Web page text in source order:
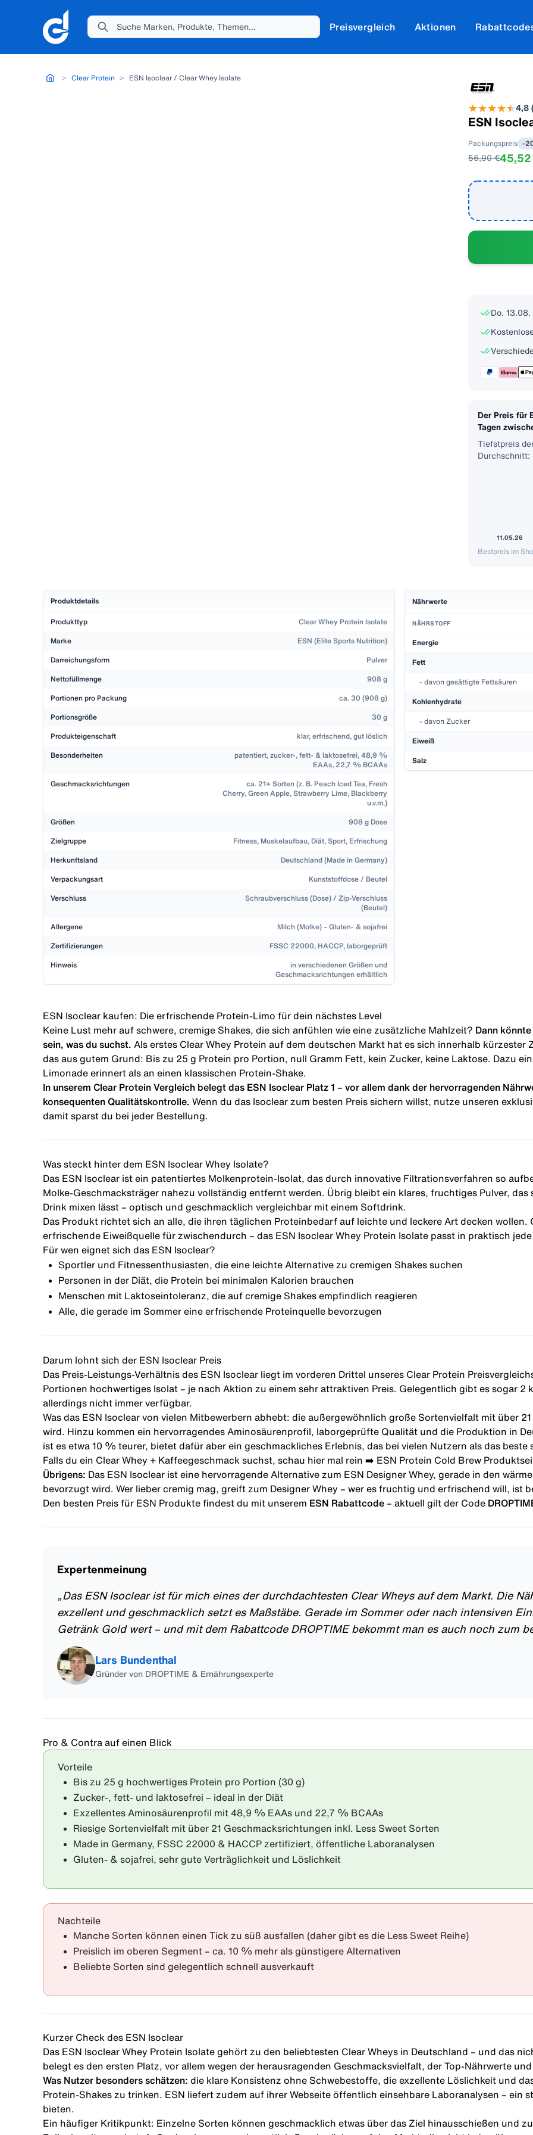
Suche Marken, Produkte, Themen... Preisvergleich Aktionen
> Clear Protein > ESN Isoclear / Clear Whey Isolate
★
★★
★★
★★
★★
★4,8
ESN
Packungspreis -
56,90 €45,52
Do.
Der Preis für
Tagen
Tiefstpreis
Durchschnitt:
11.05.26
Bestpreis im
17. Juni 2026
Produktdetails
Produkttyp Clear Whey Protein Isolate
Marke ESN (Elite Sports Nutrition)
Darreichungsform Pulver
Nettofüllmenge 908 g
Portionen pro Packung ca. 30 (908 g)
Portionsgröße 30 g
Produkteigenschaft klar, erfrischend, gut löslich
Besonderheiten
patentiert, zucker-, fett- & laktosefrei, 48,9 %
EAAs, 22,7 % BCAAs
Geschmacksrichtungen
ca. 21+ Sorten (z. B. Peach Iced Tea, Fresh
Cherry, Green Apple, Strawberry Lime, Blackberry
u.v.m.)
Größen 908 g Dose
Zielgruppe Fitness, Muskelaufbau, Diät, Sport, Erfrischung
Herkunftsland Deutschland (Made in Germany)
Verpackungsart Kunststoffdose / Beutel
Verschluss
Schraubverschluss (Dose) / Zip-Verschluss
(Beutel)
Allergene Milch (Molke) – Gluten- & sojafrei
Zertifizierungen FSSC 22000, HACCP, laborgeprüft
Hinweis
in verschiedenen Größen und
Geschmacksrichtungen erhältlich
Nährwerte
NÄHRSTOFF
Energie
Fett
- davon gesättigte Fettsäuren
Kohlenhydrate
- davon Zucker
Eiweiß
Salz
ESN Isoclear kaufen: Die erfrischende Protein-Limo für dein nächstes Level
Keine Lust mehr auf schwere, cremige Shakes, die sich anfühlen wie eine zusätzliche Mahlzeit? Dann
sein, was du suchst. Als erstes Clear Whey Protein auf dem deutschen Markt hat es sich innerhalb
das aus gutem Grund: Bis zu 25 g Protein pro Portion, null Gramm Fett, kein Zucker, keine Laktose. Dazu
Limonade erinnert als an einen klassischen Protein-Shake.
In unserem Clear Protein Vergleich belegt das ESN Isoclear Platz 1 – vor allem dank der hervorragenden
konsequenten Qualitätskontrolle. Wenn du das Isoclear zum besten Preis sichern willst, nutze unseren
damit sparst du bei jeder Bestellung.
Was steckt hinter dem ESN Isoclear Whey Isolate?
Das ESN Isoclear ist ein patentiertes Molkenprotein-Isolat, das durch innovative Filtrationsverfahren so
Molke-Geschmacksträger nahezu vollständig entfernt werden. Übrig bleibt ein klares, fruchtiges Pulver,
Drink mixen lässt – optisch und geschmacklich vergleichbar mit einem Softdrink.
Das Produkt richtet sich an alle, die ihren täglichen Proteinbedarf auf leichte und leckere Art decken wollen.
erfrischende Eiweißquelle für zwischendurch – das ESN Isoclear Whey Protein Isolate passt in praktisch
Für wen eignet sich das ESN Isoclear?
Sportler und Fitnessenthusiasten, die eine leichte Alternative zu cremigen Shakes suchen
Personen in der Diät, die Protein bei minimalen Kalorien brauchen
Menschen mit Laktoseintoleranz, die auf cremige Shakes empfindlich reagieren
Alle, die gerade im Sommer eine erfrischende Proteinquelle bevorzugen
Darum lohnt sich der ESN Isoclear Preis
Das Preis-Leistungs-Verhältnis des ESN Isoclear liegt im vorderen Drittel unseres Clear Protein
Portionen hochwertiges Isolat – je nach Aktion zu einem sehr attraktiven Preis. Gelegentlich gibt es sogar 2
allerdings nicht immer verfügbar.
Was das ESN Isoclear von vielen Mitbewerbern abhebt: die außergewöhnlich große Sortenvielfalt mit über
wird. Hinzu kommen ein hervorragendes Aminosäurenprofil, laborgeprüfte Qualität und die Produktion in
ist es etwa 10 % teurer, bietet dafür aber ein geschmackliches Erlebnis, das bei vielen Nutzern als das beste
Falls du ein Clear Whey + Kaffeegeschmack suchst, schau hier mal rein ➡️ ESN Protein Cold Brew
Übrigens: Das ESN Isoclear ist eine hervorragende Alternative zum ESN Designer Whey, gerade in den
bevorzugt wird. Wer lieber cremig mag, greift zum Designer Whey – wer es fruchtig und erfrischend will, ist
Den besten Preis für ESN Produkte findest du mit unserem ESN Rabattcode – aktuell gilt der Code
Expertenmeinung
Das ESN Isoclear ist für mich eines der durchdachtesten Clear Wheys auf dem Markt. Die
exzellent und geschmacklich setzt es Maßstäbe. Gerade im Sommer oder nach intensiven
Getränk Gold wert – und mit dem Rabattcode DROPTIME bekommt man es auch noch zum
Lars Bundenthal
Gründer von DROPTIME & Ernährungsexperte
Pro & Contra auf einen Blick
Vorteile
Bis zu 25 g hochwertiges Protein pro Portion (30 g)
Zucker-, fett- und laktosefrei – ideal in der Diät
Exzellentes Aminosäurenprofil mit 48,9 % EAAs und 22,7 % BCAAs
Riesige Sortenvielfalt mit über 21 Geschmacksrichtungen inkl. Less Sweet Sorten
Made in Germany, FSSC 22000 & HACCP zertifiziert, öffentliche Laboranalysen
Gluten- & sojafrei, sehr gute Verträglichkeit und Löslichkeit
Nachteile
Manche Sorten können einen Tick zu süß ausfallen (daher gibt es die Less Sweet Reihe)
Preislich im oberen Segment – ca. 10 % mehr als günstigere Alternativen
Beliebte Sorten sind gelegentlich schnell ausverkauft
Kurzer Check des ESN Isoclear
Das ESN Isoclear Whey Protein Isolate gehört zu den beliebtesten Clear Wheys in Deutschland – und das
belegt es den ersten Platz, vor allem wegen der herausragenden Geschmacksvielfalt, der Top-Nährwerte
Was Nutzer besonders schätzen: die klare Konsistenz ohne Schwebestoffe, die exzellente Löslichkeit und
Protein-Shakes zu trinken. ESN liefert zudem auf ihrer Webseite öffentlich einsehbare Laboranalysen – ein
bieten.
Ein häufiger Kritikpunkt: Einzelne Sorten können geschmacklich etwas über das Ziel hinausschießen und